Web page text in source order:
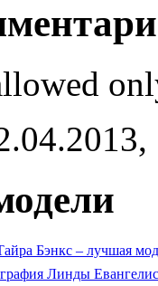
Бэнкс – лучшая
Линды